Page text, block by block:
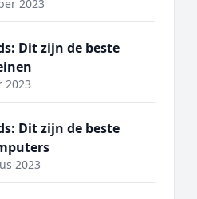
2023
Dit zijn de beste
2023
Dit zijn de beste
2023